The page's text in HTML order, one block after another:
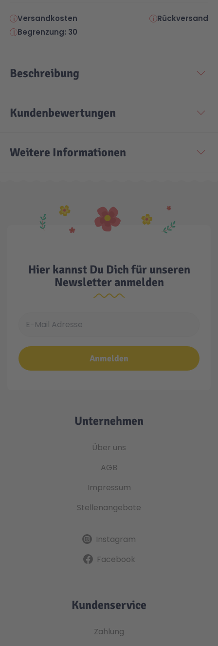
Versandkosten
Rückversand
Begrenzung: 30
Beschreibung
Kundenbewertungen
Weitere Informationen
Hier kannst Du Dich für unseren
Newsletter anmelden
Anmelden
Unternehmen
Über uns
AGB
Impressum
Stellenangebote
Instagram
Facebook
Kundenservice
Zahlung